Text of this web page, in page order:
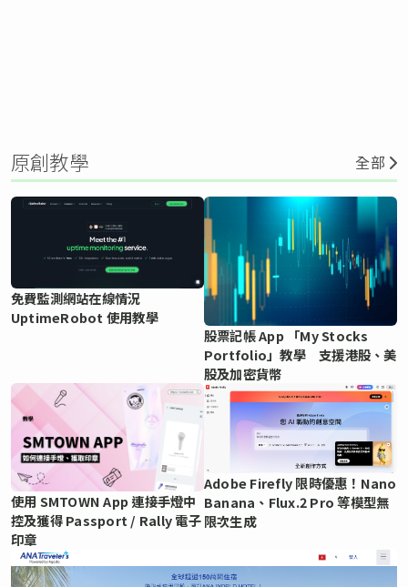
原創教學 全部
免費監測網站在線情況
UptimeRobot 使用教學
股票記帳 App 「My Stocks
Portfolio」教學 支援港股、美
股及加密貨幣
使用 SMTOWN App 連接手燈中
控及獲得 Passport / Rally 電子
印章
Adobe Firefly 限時優惠！Nano
Banana、Flux.2 Pro 等模型無
限次生成